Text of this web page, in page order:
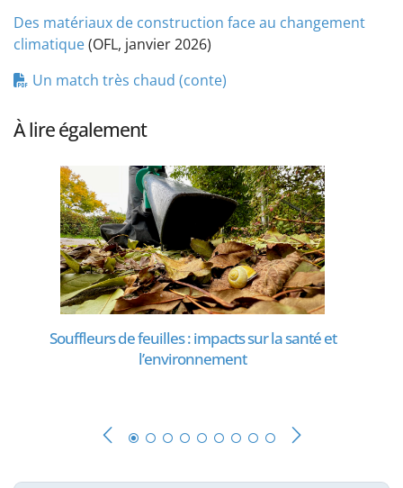
Des matériaux de construction face au changement
climatique(OFL, janvier 2026)
Un match très chaud (conte)
À lire également
Souffleurs de feuilles : impacts sur la santé et
l’environnement